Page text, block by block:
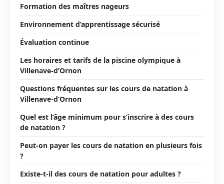
Formation des maîtres nageurs
Environnement d’apprentissage sécurisé
Évaluation continue
Les horaires et tarifs de la piscine olympique à
Villenave-d’Ornon
Questions fréquentes sur les cours de natation à
Villenave-d’Ornon
Quel est l’âge minimum pour s’inscrire à des cours
de natation ?
Peut-on payer les cours de natation en plusieurs fois
?
Existe-t-il des cours de natation pour adultes ?